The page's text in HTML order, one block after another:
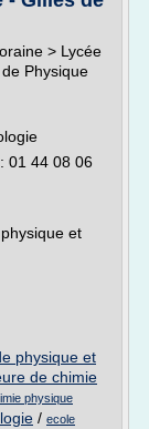
> Lycée
Physique
01 44 08 06
et
physique et
de chimie
physique
/ ecole